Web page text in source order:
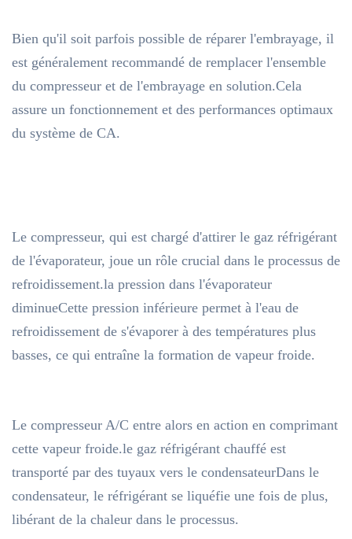
Bien qu'il soit parfois possible de réparer l'embrayage, il
est généralement recommandé de remplacer l'ensemble
du compresseur et de l'embrayage en solution.Cela
assure un fonctionnement et des performances optimaux
du système de CA.
Le compresseur, qui est chargé d'attirer le gaz réfrigérant
de l'évaporateur, joue un rôle crucial dans le processus de
refroidissement.la pression dans l'évaporateur
diminueCette pression inférieure permet à l'eau de
refroidissement de s'évaporer à des températures plus
basses, ce qui entraîne la formation de vapeur froide.
Le compresseur A/C entre alors en action en comprimant
cette vapeur froide.le gaz réfrigérant chauffé est
transporté par des tuyaux vers le condensateurDans le
condensateur, le réfrigérant se liquéfie une fois de plus,
libérant de la chaleur dans le processus.